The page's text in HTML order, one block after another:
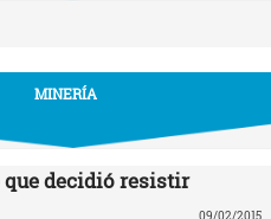
MINERÍA
decidió resistir